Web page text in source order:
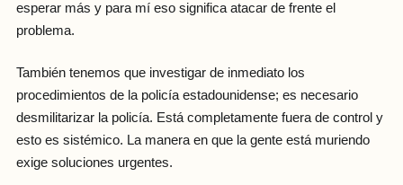
esperar más y para mí eso significa atacar de frente el
problema.
También tenemos que investigar de inmediato los
procedimientos de la policía estadounidense; es necesario
desmilitarizar la policía. Está completamente fuera de control y
esto es sistémico. La manera en que la gente está muriendo
exige soluciones urgentes.